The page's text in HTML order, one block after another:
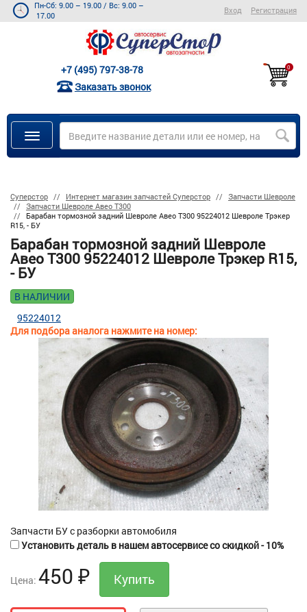
Пн-Сб: 9.00 – 19.00 / Вс: 9.00 –
17.00
Вход Регистрация
+7 (495) 797-38-78
Заказать звонок
0
Суперстор Интернет магазин запчастей Суперстор
Запчасти Шевроле
Запчасти Шевроле Авео Т300
Барабан тормозной задний Шевроле Авео Т300 95224012 Шевроле Трэкер
R15, - БУ
Барабан тормозной задний Шевроле
Авео Т300 95224012 Шевроле Трэкер R15,
- БУ
В НАЛИЧИИ
Для подбора аналога нажмите на номер:
95224012
Запчасти БУ с разборки автомобиля
Установить деталь в нашем автосервисе со скидкой - 10%
Цена: 450 ₽